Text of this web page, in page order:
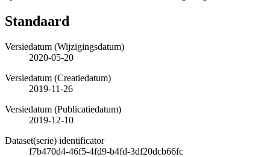
Standaard
Versiedatum (Wijzigingsdatum)
2020-05-20
Versiedatum (Creatiedatum)
2019-11-26
Versiedatum (Publicatiedatum)
2019-12-10
Dataset(serie) identificator
f7b470d4-46f5-4fd9-b4fd-3df20dcb66fc